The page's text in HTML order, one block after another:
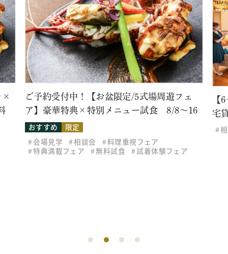
限定/5式場周遊フェ
ニュー試食 8/8～16
料理重視フェア
試着体験フェア
【6～30名様アットホームウ
宅貸切家族会食